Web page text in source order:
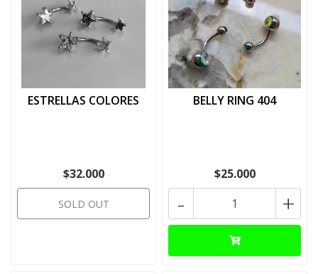
ESTRELLAS COLORES
$32.000
SOLD OUT
BELLY RING 404
$25.000
+
-